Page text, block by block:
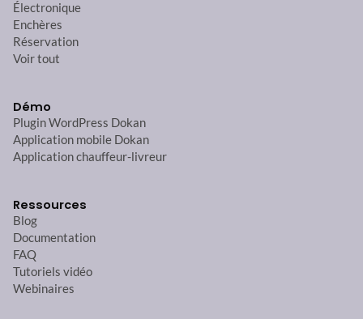
Électronique
Enchères
Réservation
Voir tout
Démo
Plugin WordPress Dokan
Application mobile Dokan
Application chauffeur-livreur
Ressources
Blog
Documentation
FAQ
Tutoriels vidéo
Webinaires